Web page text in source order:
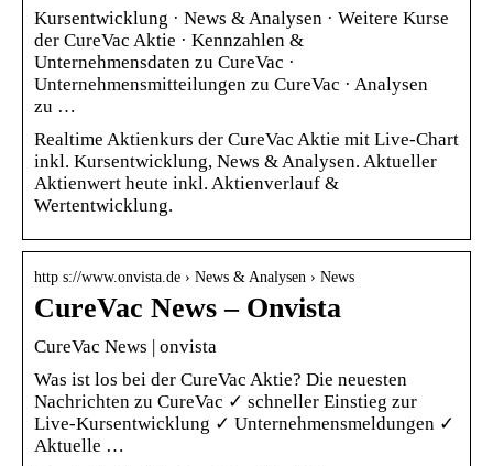
Kursentwicklung · News & Analysen · Weitere Kurse
der CureVac Aktie · Kennzahlen &
Unternehmensdaten zu CureVac ·
Unternehmensmitteilungen zu CureVac · Analysen
zu …
Realtime Aktienkurs der CureVac Aktie mit Live-Chart
inkl. Kursentwicklung, News & Analysen. Aktueller
Aktienwert heute inkl. Aktienverlauf &
Wertentwicklung.
http s://www.onvista.de › News & Analysen › News
CureVac News – Onvista
CureVac News | onvista
Was ist los bei der CureVac Aktie? Die neuesten
Nachrichten zu CureVac ✓ schneller Einstieg zur
Live-Kursentwicklung ✓ Unternehmensmeldungen ✓
Aktuelle …